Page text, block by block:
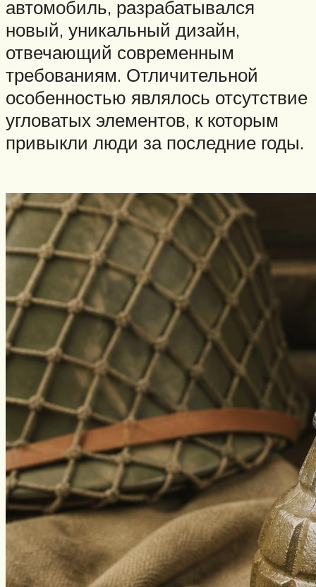
автомобиль, разрабатывался
новый, уникальный дизайн,
отвечающий современным
требованиям. Отличительной
особенностью являлось отсутствие
угловатых элементов, к которым
привыкли люди за последние годы.